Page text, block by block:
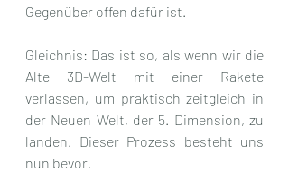
Gegenüber offen dafür ist.
Gleichnis: Das ist so, als wenn wir die
Alte 3D-Welt mit einer Rakete
verlassen, um praktisch zeitgleich in
der Neuen Welt, der 5. Dimension, zu
landen. Dieser Prozess besteht uns
nun bevor.